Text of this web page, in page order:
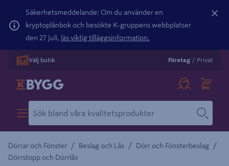
Säkerhetsmeddelande: Om du använder en
kryptoplånbok och besökte K-gruppens webbplatser
den 27 juli, läs viktig tilläggsinformation.
Välj butik Företag / Privat
Dörrar och Fönster / Beslag och Lås / Dörr och Fönsterbeslag /
Dörrstopp och Dörrlås